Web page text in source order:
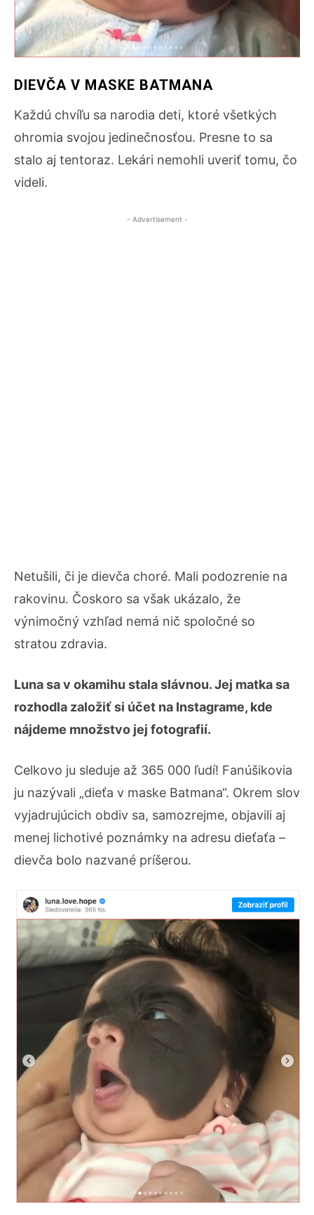
DIEVČA V MASKE BATMANA
Každú chvíľu sa narodia deti, ktoré všetkých
ohromia svojou jedinečnosťou. Presne to sa
stalo aj tentoraz. Lekári nemohli uveriť tomu, čo
videli.
- Advertisement -
Netušili, či je dievča choré. Mali podozrenie na
rakovinu. Čoskoro sa však ukázalo, že
výnimočný vzhľad nemá nič spoločné so
stratou zdravia.
Luna sa v okamihu stala slávnou. Jej matka sa
rozhodla založiť si účet na Instagrame, kde
nájdeme množstvo jej fotografií.
Celkovo ju sleduje až 365 000 ľudí! Fanúšikovia
ju nazývali „dieťa v maske Batmana“. Okrem slov
vyjadrujúcich obdiv sa, samozrejme, objavili aj
menej lichotivé poznámky na adresu dieťaťa –
dievča bolo nazvané príšerou.